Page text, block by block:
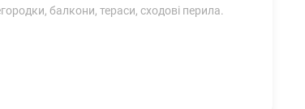
балкони, тераси, сходові перила.